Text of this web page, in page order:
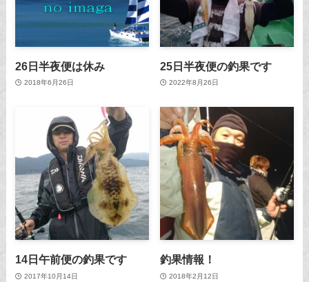
26日半夜便は休み
2018年6月26日
25日半夜便の釣果です
2022年8月26日
14日午前便の釣果です
2017年10月14日
釣果情報！
2018年2月12日